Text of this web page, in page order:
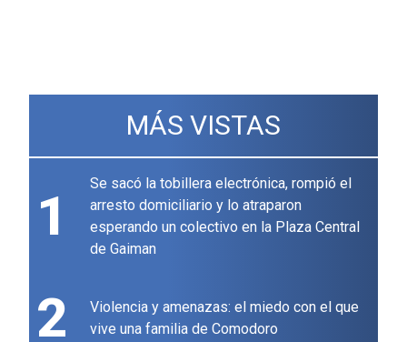
MÁS VISTAS
1
Se sacó la tobillera electrónica, rompió el
arresto domiciliario y lo atraparon
esperando un colectivo en la Plaza Central
de Gaiman
2
Violencia y amenazas: el miedo con el que
vive una familia de Comodoro